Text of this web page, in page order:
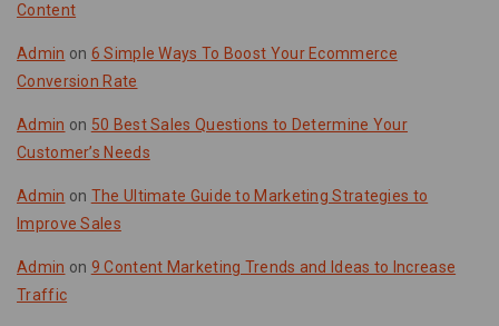
Content
Admin on 6 Simple Ways To Boost Your Ecommerce
Conversion Rate
Admin on 50 Best Sales Questions to Determine Your
Customer’s Needs
Admin on The Ultimate Guide to Marketing Strategies to
Improve Sales
Admin on 9 Content Marketing Trends and Ideas to Increase
Traffic